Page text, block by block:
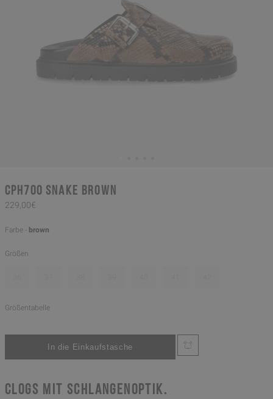
CPH700 snake brown
229,00€
Farbe - brown
Größen
Größentabelle
CLOGS MIT SCHLANGENOPTIK.